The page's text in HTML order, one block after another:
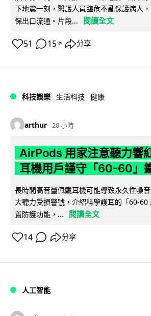
下地震一刻，醫護人員臨危不亂保護病人
保出口流通。片段...
閱讀全文
51 15 ↗ 分享
科技娛樂 生活科技 健康
arthur 20 小時
AirPods 用家注意聽力響
耳機用戶謹守「60-60」
長時間高音量佩戴耳機可能導致永久性噪
大聽力受損警號，介紹科學護耳的「60-
置防護功能，...
閱讀全文
14 分享
人工智能